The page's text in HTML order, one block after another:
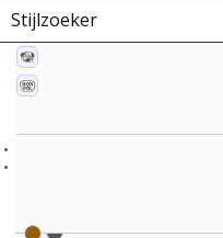
Stijlzoeker